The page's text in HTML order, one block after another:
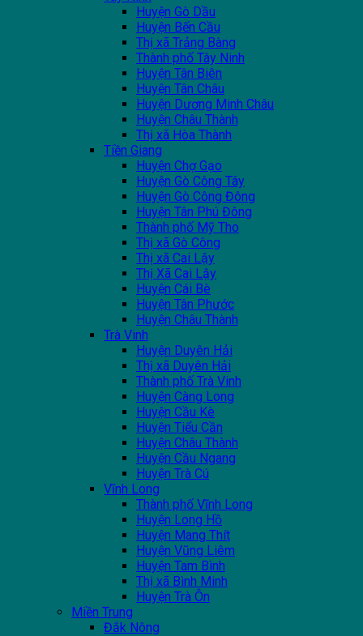
Huyện Gò Dầu
Huyện Bến Cầu
Thị xã Trảng Bàng
Thành phố Tây Ninh
Huyện Tân Biên
Huyện Tân Châu
Huyện Dương Minh Châu
Huyện Châu Thành
Thị xã Hòa Thành
Tiền Giang
Huyện Chợ Gạo
Huyện Gò Công Tây
Huyện Gò Công Đông
Huyện Tân Phú Đông
Thành phố Mỹ Tho
Thị xã Gò Công
Thị xã Cai Lậy
Thị Xã Cai Lậy
Huyện Cái Bè
Huyện Tân Phước
Huyện Châu Thành
Trà Vinh
Huyện Duyên Hải
Thị xã Duyên Hải
Thành phố Trà Vinh
Huyện Càng Long
Huyện Cầu Kè
Huyện Tiểu Cần
Huyện Châu Thành
Huyện Cầu Ngang
Huyện Trà Cú
Vĩnh Long
Thành phố Vĩnh Long
Huyện Long Hồ
Huyện Mang Thít
Huyện Vũng Liêm
Huyện Tam Bình
Thị xã Bình Minh
Huyện Trà Ôn
Miền Trung
Đắk Nông